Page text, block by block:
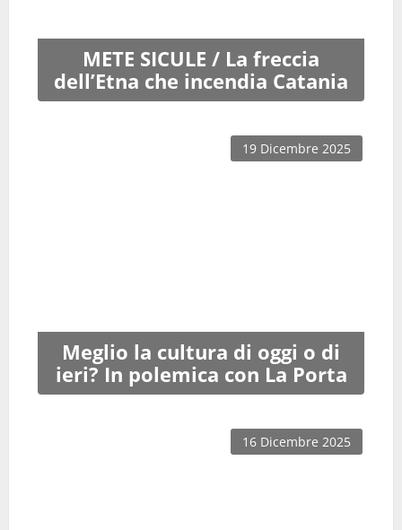
METE SICULE / La freccia
dell’Etna che incendia Catania
Meglio la cultura di oggi o di
ieri? In polemica con La Porta
19 Dicembre 2025
16 Dicembre 2025